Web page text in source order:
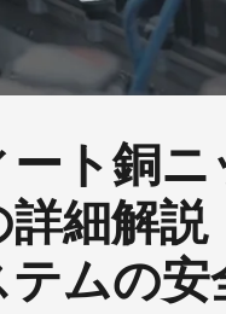
ート銅
細解
ムの